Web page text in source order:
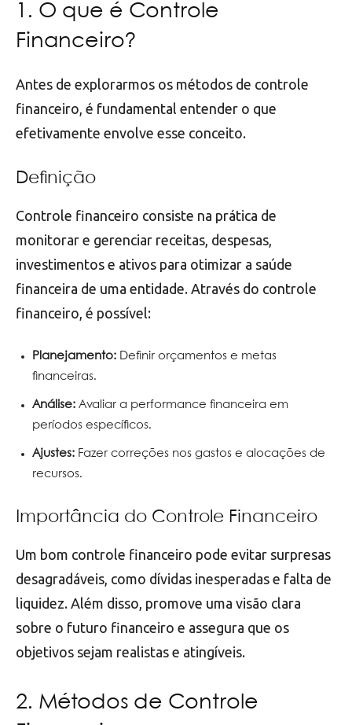
1. O que é Controle
Financeiro?
Antes de explorarmos os métodos de controle
financeiro, é fundamental entender o que
efetivamente envolve esse conceito.
Definição
Controle financeiro consiste na prática de
monitorar e gerenciar receitas, despesas,
investimentos e ativos para otimizar a saúde
financeira de uma entidade. Através do controle
financeiro, é possível:
Planejamento: Definir orçamentos e metas
financeiras.
Análise: Avaliar a performance financeira em
períodos específicos.
Ajustes: Fazer correções nos gastos e alocações de
recursos.
Importância do Controle Financeiro
Um bom controle financeiro pode evitar surpresas
desagradáveis, como dívidas inesperadas e falta de
liquidez. Além disso, promove uma visão clara
sobre o futuro financeiro e assegura que os
objetivos sejam realistas e atingíveis.
2. Métodos de Controle